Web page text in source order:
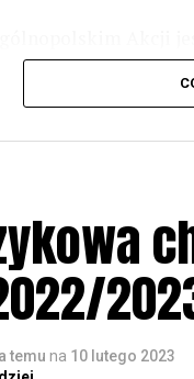
24 i 25 lutego
zapraszamy do
sów i
temu na 10 lutego 2023